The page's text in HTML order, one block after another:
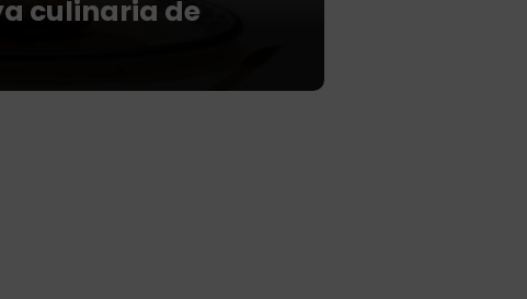
culinaria de